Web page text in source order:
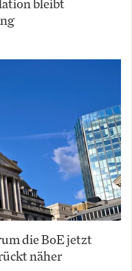
die BoE jetzt
näher